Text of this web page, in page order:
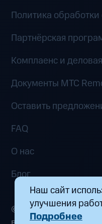
Наш сайт
улучшения
Подробнее
Политика
Партнёрская
Комплаенс и
Документы MTC
Оставить
FAQ
О нас
Блог
© 2026 ООО